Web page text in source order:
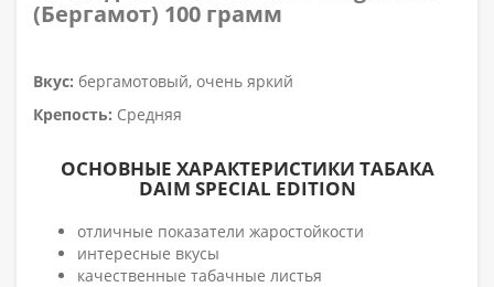
(Бергамот) 100 грамм
Вкус: бергамотовый, очень яркий
Крепость: Средняя
ОСНОВНЫЕ ХАРАКТЕРИСТИКИ ТАБАКА
DAIM SPECIAL EDITION
отличные показатели жаростойкости
интересные вкусы
качественные табачные листья